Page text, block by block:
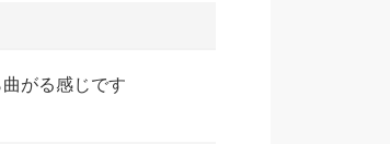
がる感じです